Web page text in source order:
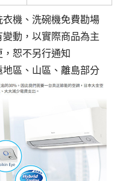
機、洗碗機免費勘場
動，以實際商品為主
恕不另行通知
區、山區、離島部分